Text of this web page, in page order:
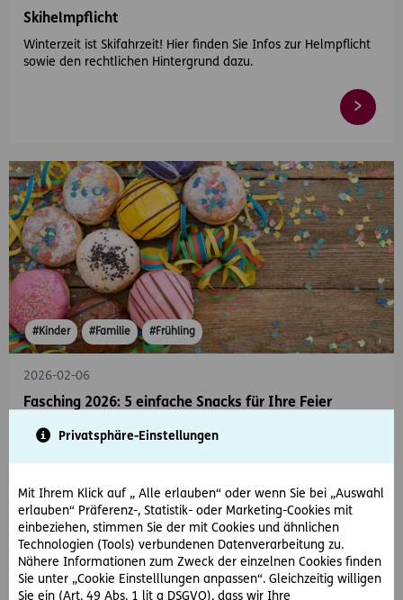
Privatsphäre-Einstellungen
Mit Ihrem Klick auf „ Alle erlauben“ oder wenn Sie bei „Auswahl
erlauben“ Präferenz-, Statistik- oder Marketing-Cookies mit
einbeziehen, stimmen Sie der mit Cookies und ähnlichen
Technologien (Tools) verbundenen Datenverarbeitung zu.
Nähere Informationen zum Zweck der einzelnen Cookies finden
Sie unter „Cookie Einstelllungen anpassen“. Gleichzeitig willigen
Sie ein (Art. 49 Abs. 1 lit a DSGVO), dass wir Ihre
Skihelmpflicht
Winterzeit ist Skifahrzeit! Hier finden Sie Infos zur Helmpflicht
sowie den rechtlichen Hintergrund dazu.
#Kinder #Familie #Frühling
2026-02-06
Fasching 2026: 5 einfache Snacks für Ihre Feier
Einfache und schnelle Snacks für Ihre Faschingsfeier.